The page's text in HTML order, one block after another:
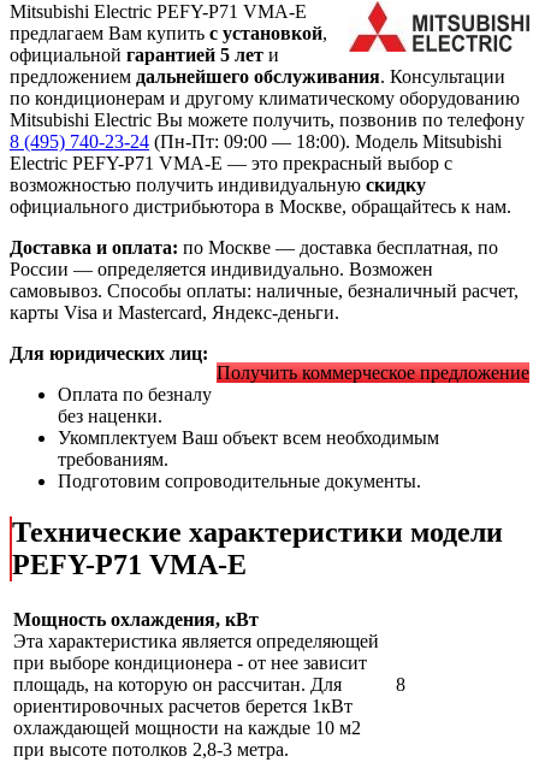
Mitsubishi Electric PEFY-P71 VMA-E
предлагаем Вам купить с установкой,
официальной гарантией 5 лет и
предложением дальнейшего обслуживания. Консультации
по кондиционерам и другому климатическому оборудованию
Mitsubishi Electric Вы можете получить, позвонив по телефону
8 (495) 740-23-24 (Пн-Пт: 09:00 — 18:00). Модель Mitsubishi
Electric PEFY-P71 VMA-E — это прекрасный выбор с
возможностью получить индивидуальную скидку
официального дистрибьютора в Москве, обращайтесь к нам.
Доставка и оплата: по Москве — доставка бесплатная, по
России — определяется индивидуально. Возможен
самовывоз. Способы оплаты: наличные, безналичный расчет,
карты Visa и Mastercard, Яндекс-деньги.
Получить коммерческое предложение
Для юридических лиц:
Оплата по безналу
без наценки.
Укомплектуем Ваш объект всем необходимым
требованиям.
Подготовим сопроводительные документы.
Технические характеристики модели
PEFY-P71 VMA-E
Мощность охлаждения, кВт
Эта характеристика является определяющей
при выборе кондиционера - от нее зависит
площадь, на которую он рассчитан. Для
ориентировочных расчетов берется 1кВт
охлаждающей мощности на каждые 10 м2
при высоте потолков 2,8-3 метра.
8